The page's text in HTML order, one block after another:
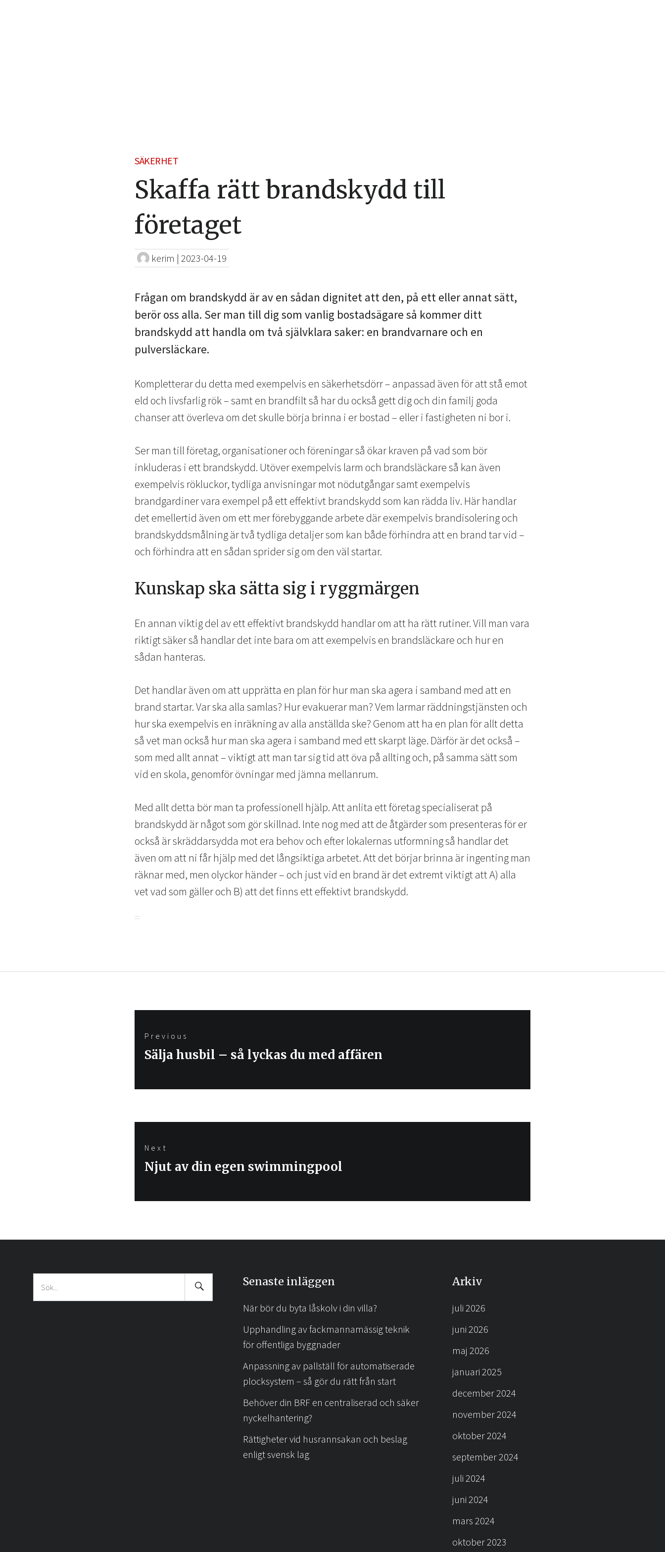
SÄKERHET
Skaffa rätt brandskydd till
företaget
kerim | 2023-04-19
Frågan om brandskydd är av en sådan dignitet att den, på ett eller annat sätt,
berör oss alla. Ser man till dig som vanlig bostadsägare så kommer ditt
brandskydd att handla om två självklara saker: en brandvarnare och en
pulversläckare.
Kompletterar du detta med exempelvis en säkerhetsdörr – anpassad även för att stå emot
eld och livsfarlig rök – samt en brandfilt så har du också gett dig och din familj goda
chanser att överleva om det skulle börja brinna i er bostad – eller i fastigheten ni bor i.
Ser man till företag, organisationer och föreningar så ökar kraven på vad som bör
inkluderas i ett brandskydd. Utöver exempelvis larm och brandsläckare så kan även
exempelvis rökluckor, tydliga anvisningar mot nödutgångar samt exempelvis
brandgardiner vara exempel på ett effektivt brandskydd som kan rädda liv. Här handlar
det emellertid även om ett mer förebyggande arbete där exempelvis brandisolering och
brandskyddsmålning är två tydliga detaljer som kan både förhindra att en brand tar vid –
och förhindra att en sådan sprider sig om den väl startar.
Kunskap ska sätta sig i ryggmärgen
En annan viktig del av ett effektivt brandskydd handlar om att ha rätt rutiner. Vill man vara
riktigt säker så handlar det inte bara om att exempelvis en brandsläckare och hur en
sådan hanteras.
Det handlar även om att upprätta en plan för hur man ska agera i samband med att en
brand startar. Var ska alla samlas? Hur evakuerar man? Vem larmar räddningstjänsten och
hur ska exempelvis en inräkning av alla anställda ske? Genom att ha en plan för allt detta
så vet man också hur man ska agera i samband med ett skarpt läge. Därför är det också –
som med allt annat – viktigt att man tar sig tid att öva på allting och, på samma sätt som
vid en skola, genomför övningar med jämna mellanrum.
Med allt detta bör man ta professionell hjälp. Att anlita ett företag specialiserat på
brandskydd är något som gör skillnad. Inte nog med att de åtgärder som presenteras för er
också är skräddarsydda mot era behov och efter lokalernas utformning så handlar det
även om att ni får hjälp med det långsiktiga arbetet. Att det börjar brinna är ingenting man
räknar med, men olyckor händer – och just vid en brand är det extremt viktigt att A) alla
vet vad som gäller och B) att det finns ett effektivt brandskydd.
Previous
Previous
Sälja husbil – så lyckas du med affären
Next
Next
Njut av din egen swimmingpool
Sök
efter:
Search
Submit
Senaste inläggen
När bör du byta låskolv i din villa?
Upphandling av fackmannamässig teknik
för offentliga byggnader
Anpassning av pallställ för automatiserade
plocksystem – så gör du rätt från start
Behöver din BRF en centraliserad och säker
nyckelhantering?
Rättigheter vid husrannsakan och beslag
enligt svensk lag
Arkiv
juli 2026
juni 2026
maj 2026
januari 2025
december 2024
november 2024
oktober 2024
september 2024
juli 2024
juni 2024
mars 2024
oktober 2023